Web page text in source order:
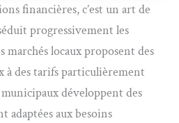
financières, c’est un art de
progressivement les
marchés locaux proposent des
à des tarifs particulièrement
développent des
adaptées aux besoins